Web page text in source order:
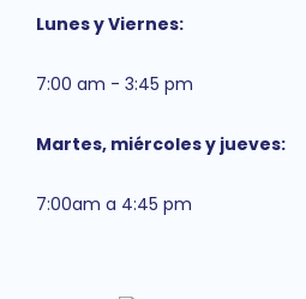
Lunes y Viernes:
7:00 am - 3:45 pm
Martes, miércoles y jueves:
7:00am a 4:45 pm